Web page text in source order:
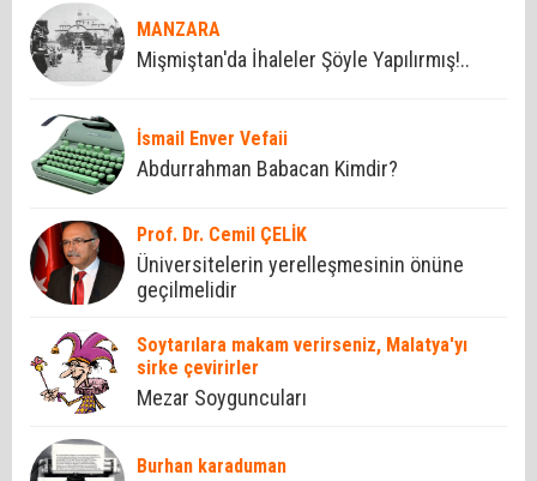
MANZARA
Mişmiştan'da İhaleler Şöyle Yapılırmış!..
İsmail Enver Vefaii
Abdurrahman Babacan Kimdir?
Prof. Dr. Cemil ÇELİK
Üniversitelerin yerelleşmesinin önüne
geçilmelidir
Soytarılara makam verirseniz, Malatya'yı
sirke çevirirler
Mezar Soyguncuları
Burhan karaduman